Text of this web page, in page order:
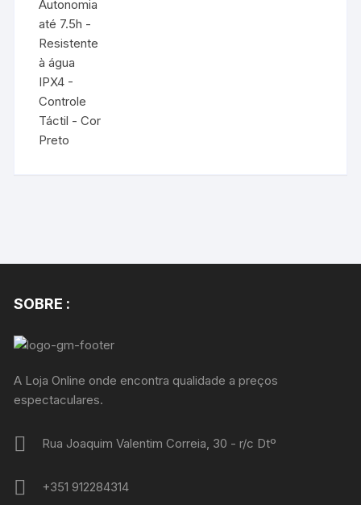
SOBRE :
A Loja Online onde encontra qualidade a preços
espectaculares.
Rua Joaquim Valentim Correia, 30 - r/c Dtº
+351 912284314